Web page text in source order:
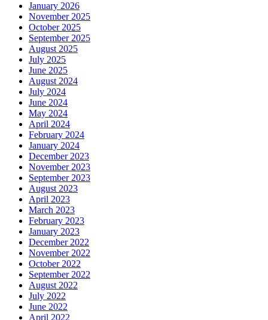
January 2026
November 2025
October 2025
September 2025
August 2025
July 2025
June 2025
August 2024
July 2024
June 2024
May 2024
April 2024
February 2024
January 2024
December 2023
November 2023
September 2023
August 2023
April 2023
March 2023
February 2023
January 2023
December 2022
November 2022
October 2022
September 2022
August 2022
July 2022
June 2022
April 2022